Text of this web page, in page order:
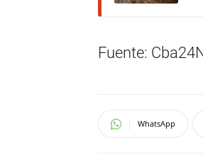
Fuente:
WhatsApp